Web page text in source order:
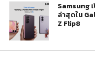
Samsung
ล่าสุดใน
Z Flip8